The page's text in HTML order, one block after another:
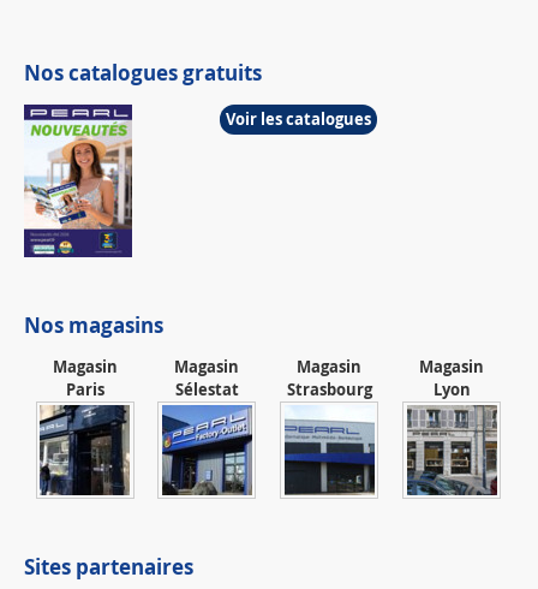
Nos catalogues gratuits
Voir les catalogues
Nos magasins
Magasin
Paris
Magasin
Sélestat
Magasin
Strasbourg
Magasin
Lyon
Sites partenaires